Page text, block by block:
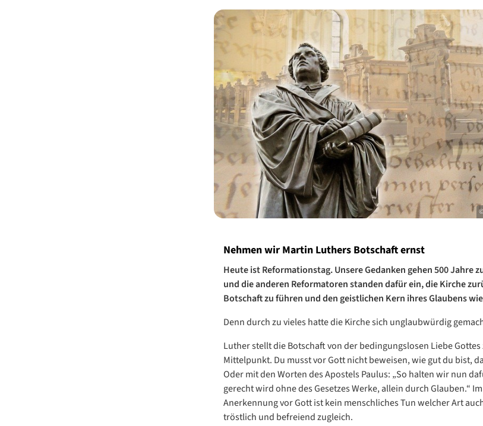
Nehmen wir Martin Luthers Botschaft ernst
Heute ist Reformationstag. Unsere Gedanken gehen 500 Jahre
und die anderen Reformatoren standen dafür ein, die Kirche
Botschaft zu führen und den geistlichen Kern ihres Glaubens
Denn durch zu vieles hatte die Kirche sich unglaubwürdig
Luther stellt die Botschaft von der bedingungslosen Liebe
Mittelpunkt. Du musst vor Gott nicht beweisen, wie gut du bist,
Oder mit den Worten des Apostels Paulus: „So halten wir nun
gerecht wird ohne des Gesetzes Werke, allein durch Glauben.“
Anerkennung vor Gott ist kein menschliches Tun welcher Art
tröstlich und befreiend zugleich.